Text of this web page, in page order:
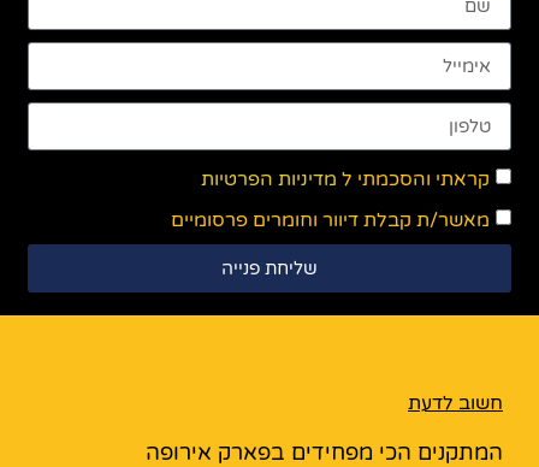
קראתי והסכמתי ל מדיניות הפרטיות
מאשר/ת קבלת דיוור וחומרים פרסומיים
שליחת פנייה
חשוב לדעת
המתקנים הכי מפחידים בפארק אירופה